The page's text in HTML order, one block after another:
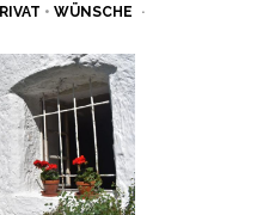
• WÜNSCHE